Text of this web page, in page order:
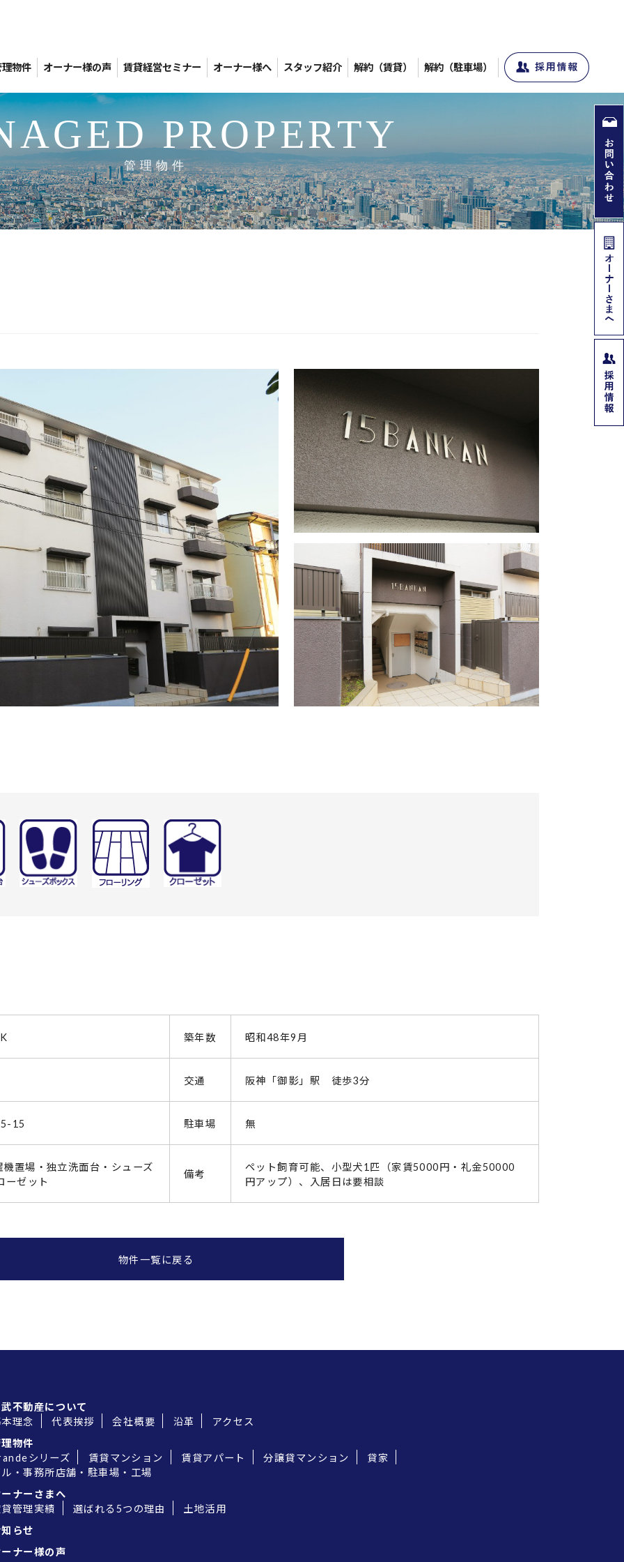
理物件 オーナー様の声 賃貸経営セミナー オーナー様へ スタッフ紹介 解約（賃貸） 解約（駐車場）
PROPERTY
管理物件
築年数 昭和48年9月
交通 阪神「御影」駅 徒歩3分
15 駐車場 無
置場・独立洗面台・シューズ
ーゼット
備考
ペット飼育可能、小型犬1匹（家賃5000円・礼金50000
円アップ）、入居日は要相談
物件一覧に戻る
不動産について
理念
代表挨拶 会社概要 沿革
アクセス
物件
シリーズ
賃貸マンション 賃貸アパート 分譲貸マンション
貸家
・事務所店舗・駐車場・工場
ナーさまへ
管理実績
選ばれる5つの理由
土地活用
らせ
ナー様の声